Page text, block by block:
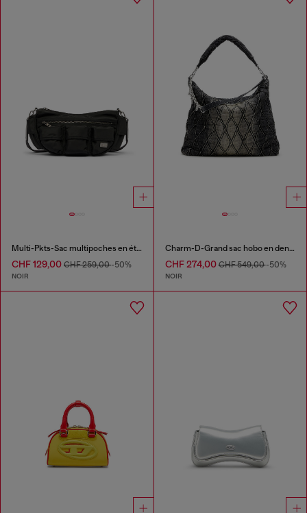
Multi-Pkts-Sac multipoches en étoffe utilitaire
CHF 129,00 CHF 259,00-50%
NOIR
Charm-D-Grand sac hobo en denim matelassé traité
CHF 274,00CHF 549,00-50%
NOIR